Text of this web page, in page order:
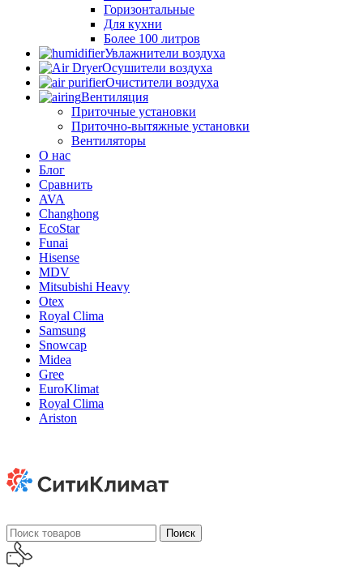
Горизонтальные
Для кухни
Более 100 литров
Увлажнители воздуха
Осушители воздуха
Очистители воздуха
Вентиляция
Приточные установки
Приточно-вытяжные установки
Вентиляторы
О нас
Блог
Сравнить
AVA
Changhong
EcoStar
Funai
Hisense
MDV
Mitsubishi Heavy
Otex
Royal Clima
Samsung
Snowcap
Midea
Gree
EuroKlimat
Royal Clima
Ariston
Поиск